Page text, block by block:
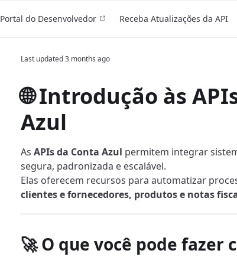
Portal do Desenvolvedor Receba Atualizações da API
Last updated3 months ago
🌐 Introdução às
Azul
As APIs da Conta Azul permitem integrar
segura, padronizada e escalável.
Elas oferecem recursos para automatizar
clientes e fornecedores, produtos e notas
🚀 O que você pode fazer